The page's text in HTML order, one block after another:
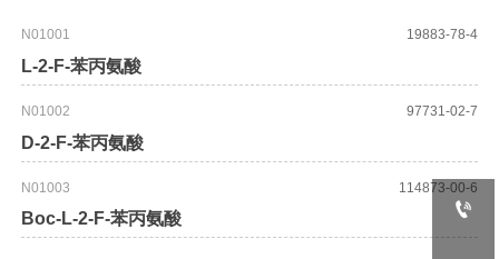
N01001
L-2-F-苯丙氨酸
19883-78-4
N01002
D-2-F-苯丙氨酸
97731-02-7
N01003
Boc-L-2-F-苯丙氨酸
114873-00-6
